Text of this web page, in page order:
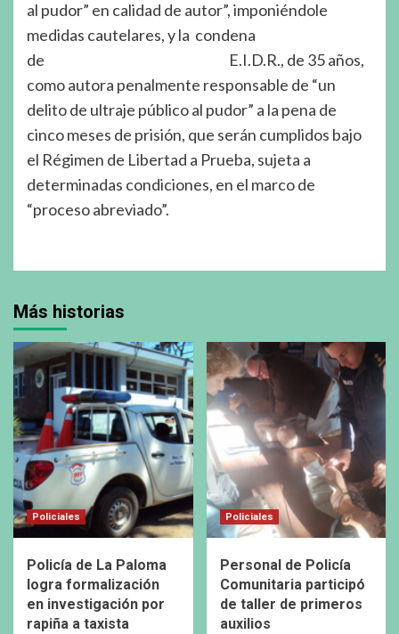
al pudor” en calidad de autor”, imponiéndole
medidas cautelares, y la condena
de E.I.D.R., de 35 años,
como autora penalmente responsable de “un
delito de ultraje público al pudor” a la pena de
cinco meses de prisión, que serán cumplidos bajo
el Régimen de Libertad a Prueba, sujeta a
determinadas condiciones, en el marco de
“proceso abreviado”.
Más historias
Policiales
Policía de La Paloma
logra formalización
en investigación por
rapiña a taxista
Policiales
Personal de Policía
Comunitaria participó
de taller de primeros
auxilios